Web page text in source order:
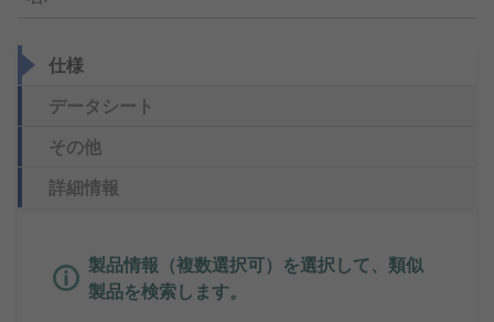
仕様
データシート
その他
詳細情報
製品情報（複数選択可）を選択して、類似
製品を検索します。